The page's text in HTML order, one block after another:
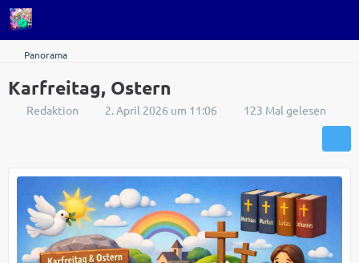
Panorama
Karfreitag, Ostern
Redaktion 2. April 2026 um 11:06 123 Mal gelesen